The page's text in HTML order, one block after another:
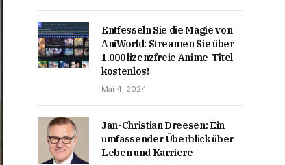
Entfesseln Sie die Magie von
AniWorld: Streamen Sie über
1.000 lizenzfreie Anime-Titel
kostenlos!
Mai 4, 2024
Jan-Christian Dreesen: Ein
umfassender Überblick über
Leben und Karriere